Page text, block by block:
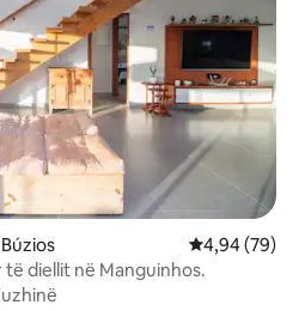
Vlerësimi
4,94 (79)
diellit në Manguinhos.